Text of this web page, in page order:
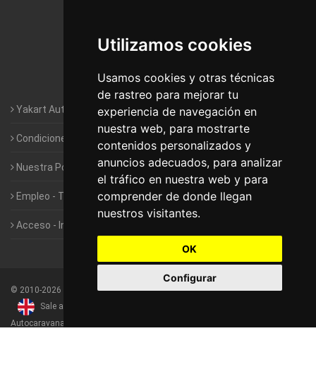
Utilizamos cookies
Usamos cookies y otras técnicas
de rastreo para mejorar tu
experiencia de navegación en
nuestra web, para mostrarte
contenidos personalizados y
anuncios adecuados, para analizar
el tráfico en nuestra web y para
comprender de donde llegan
nuestros visitantes.
OK
Configurar
Autocaravanas Yakart Valencia
Autocaravanas Yakart Vitoria
Yakart Autocaravanas · La empresa
Condiciones de Alquiler de Yakart
Nuestra Política de Privacidad
Empleo - Trabaja con nosotros
Acceso - Intranet de Franquiciados
© 2010-2026 Yakart Autocaravanas · Todos los derechos reservados
Sale and rentals of motorhomes
Autocaravanas